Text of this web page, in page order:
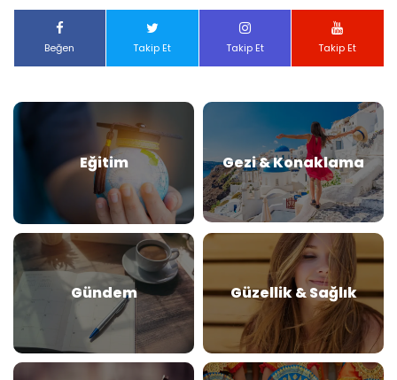
Beğen Takip Et Takip Et Takip Et
Eğitim Gezi & Konaklama
Gündem Güzellik & Sağlık